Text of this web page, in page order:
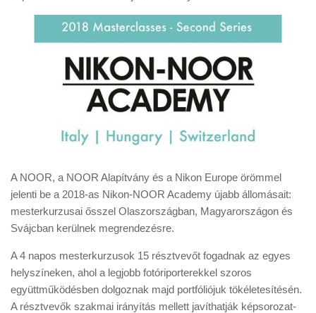
Érdekességek
Helyszíni Riport
A NOOR, a NOOR Alapítvány és a Nikon Europe örömmel
jelenti be a 2018-as Nikon-NOOR Academy újabb állomásait:
mesterkurzusai ősszel Olaszországban, Magyarországon és
Svájcban kerülnek megrendezésre.
A 4 napos mesterkurzusok 15 résztvevőt fogadnak az egyes
helyszíneken, ahol a legjobb fotóriporterekkel szoros
együttműködésben dolgoznak majd portfóliójuk tökéletesítésén.
A résztvevők szakmai irányítás mellett javíthatják képsorozat-